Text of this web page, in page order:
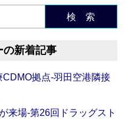
検 索
の新着記事
拠点‐羽田空港隣接
来場‐第26回ドラッグスト